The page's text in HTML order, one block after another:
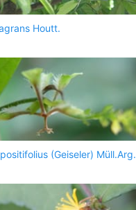
Houtt.
(Geiseler) Müll.Arg.